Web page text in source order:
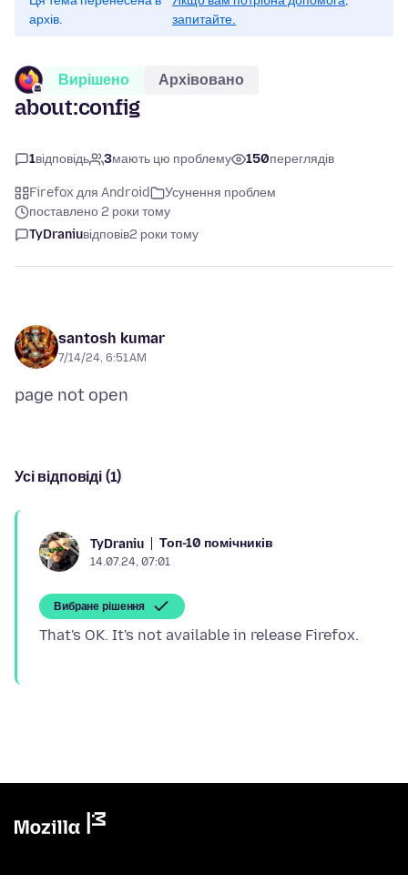
архів.
запитайте.
Вирішено Архівовано
about:config
1відповідь 3мають цю проблему 150переглядів
Firefox для Android
Усунення проблем
поставлено 2 роки тому
TyDraniuвідповів2 роки тому
santosh kumar
7/14/24, 6:51 AM
Усі відповіді (1)
TyDraniu Топ-10 помічників
14.07.24, 07:01
Вибране рішення